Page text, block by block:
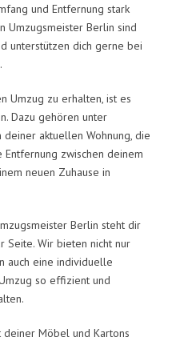
und Entfernung stark
Umzugsmeister Berlin sind
unterstützen dich gerne bei
Umzug zu erhalten, ist es
Dazu gehören unter
aktuellen Wohnung, die
zwischen deinem
neuen Zuhause in
Berlin steht dir
Seite. Wir bieten nicht nur
auch eine individuelle
so effizient und
Möbel und Kartons